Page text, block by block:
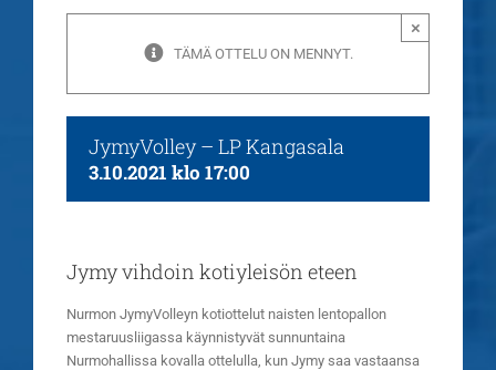
TÄMÄ OTTELU ON MENNYT.
×
JymyVolley – LP Kangasala
3.10.2021 klo 17:00
Jymy vihdoin kotiyleisön eteen
Nurmon JymyVolleyn kotiottelut naisten lentopallon
mestaruusliigassa käynnistyvät sunnuntaina
Nurmohallissa kovalla ottelulla, kun Jymy saa vastaansa